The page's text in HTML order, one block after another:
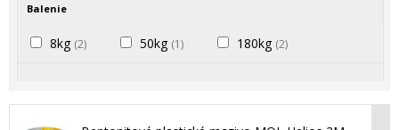
Balenie
8kg (2) 50kg (1) 180kg (2)